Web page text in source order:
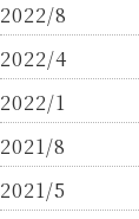
2022/8
2022/4
2022/1
2021/8
2021/5